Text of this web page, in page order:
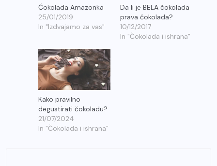
Čokolada Amazonka
25/01/2019
In "Izdvajamo za vas"
Da li je BELA čokolada
prava čokolada?
10/12/2017
In "Čokolada i ishrana"
Kako pravilno
degustirati čokoladu?
21/07/2024
In "Čokolada i ishrana"